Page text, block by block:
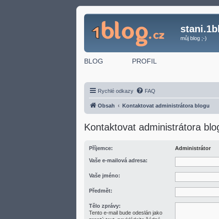
můj blog ;-)
BLOG PROFIL
Rychlé odkazy FAQ
Obsah Kontaktovat administrátora blogu
Kontaktovat administrátora
Příjemce: Administrátor
Vaše e-mailová adresa:
Vaše jméno:
Předmět:
Tělo zprávy:
Tento e-mail bude odeslán jako